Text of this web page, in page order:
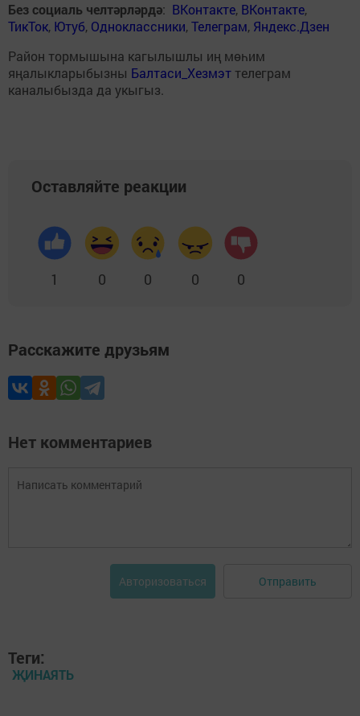
Без социаль челтәрләрдә: ВКонтакте, ВКонтакте,
ТикТок, Ютуб, Одноклассники,Телеграм, Яндекс.Дзен
Район тормышына кагылышлы иң мөһим
яңалыкларыбызны Балтаси_Хезмэт телеграм
каналыбызда да укыгыз.
Оставляйте реакции
1 0 0 0 0
Расскажите друзьям
Нет комментариев
Авторизоваться Отправить
Теги:
ҖИНАЯТЬ